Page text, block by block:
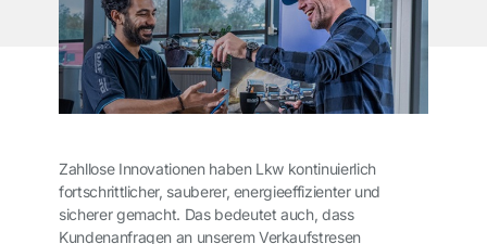
Zahllose Innovationen haben Lkw kontinuierlich
fortschrittlicher, sauberer, energieeffizienter und
sicherer gemacht. Das bedeutet auch, dass
Kundenanfragen an unserem Verkaufstresen